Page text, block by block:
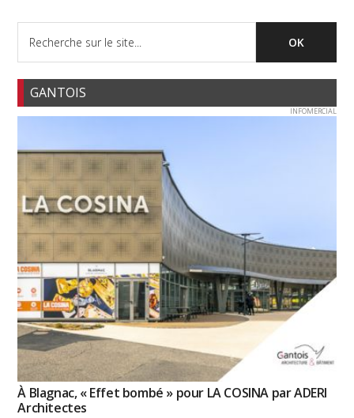
GANTOIS
INFOMERCIAL
À Blagnac, « Effet bombé » pour LA COSINA par ADERI
Architectes